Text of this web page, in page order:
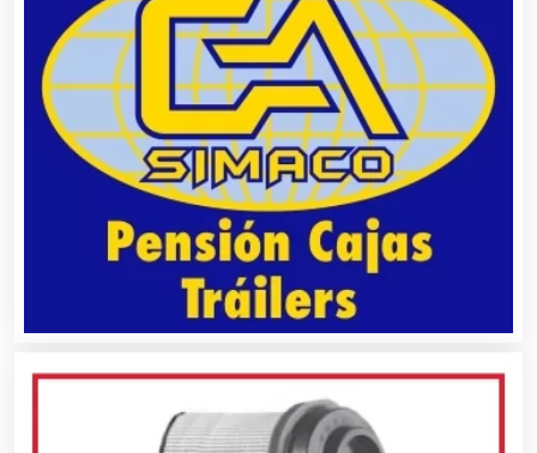
Alimentos
Almacenaje
Alquiler de Autos
Alquiler de Equipos para Fiestas
Alquiler de Sillas y Mesas